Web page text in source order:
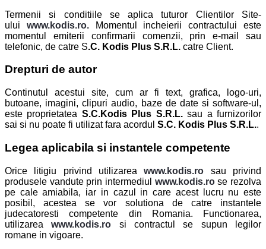
Termenii si conditiile se aplica tuturor Clientilor Site-
ului
www.kodis.ro.
Momentul incheierii contractului este
momentul emiterii confirmarii comenzii, prin e-mail sau
telefonic, de catre S.C. Kodis Plus S.R.L. catre Client.
Drepturi de autor
Continutul acestui site, cum ar fi text, grafica, logo-uri,
butoane, imagini, clipuri audio, baze de date si software-ul,
este proprietatea S.C.Kodis Plus S.R.L. sau a furnizorilor
sai si nu poate fi utilizat fara acordul S.C. Kodis Plus S.R.L..
Legea aplicabila si instantele competente
Orice litigiu privind utilizarea www.kodis.ro
sau privind
produsele vandute prin intermediul www.kodis.ro se rezolva
pe cale amiabila, iar in cazul in care acest lucru nu este
posibil, acestea se vor solutiona de catre instantele
judecatoresti competente din Romania. Functionarea,
utilizarea
www.kodis.ro
si contractul se supun legilor
romane in vigoare.